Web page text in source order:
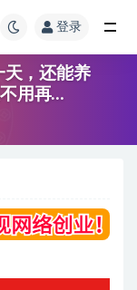
登录
天，还能养
用再…